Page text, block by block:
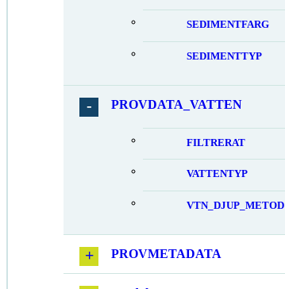
SEDIMENTFARG
SEDIMENTTYP
PROVDATA_VATTEN
FILTRERAT
VATTENTYP
VTN_DJUP_METOD
PROVMETADATA